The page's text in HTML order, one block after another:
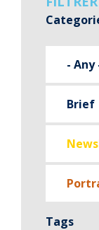
- Any
Brief
Tags